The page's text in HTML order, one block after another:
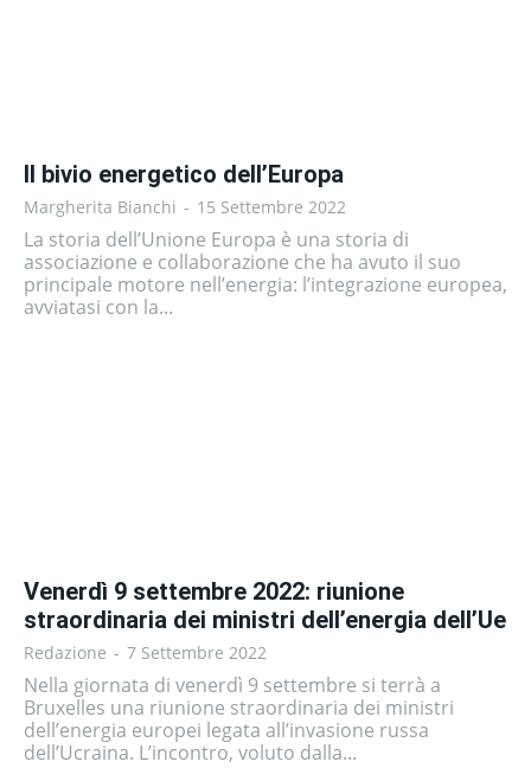
Il bivio energetico dell’Europa
Margherita Bianchi - 15 Settembre 2022
La storia dell’Unione Europa è una storia di
associazione e collaborazione che ha avuto il suo
principale motore nell’energia: l’integrazione europea,
avviatasi con la...
Venerdì 9 settembre 2022: riunione
straordinaria dei ministri dell’energia dell’Ue
Redazione - 7 Settembre 2022
Nella giornata di venerdì 9 settembre si terrà a
Bruxelles una riunione straordinaria dei ministri
dell’energia europei legata all’invasione russa
dell’Ucraina. L’incontro, voluto dalla...